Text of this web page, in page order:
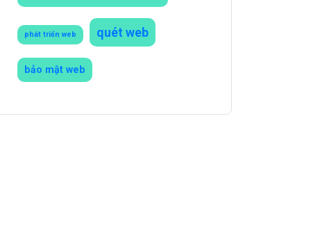
phát triển web quét web
bảo mật web